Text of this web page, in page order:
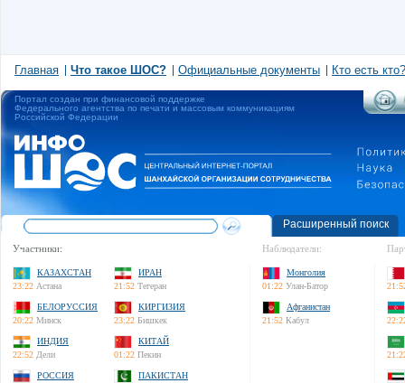
Главная Что такое ШОС? Официальные документы Кто есть кто?
Портал создан при финансовой поддержке
Федерального агентства по печати и массовым коммуникациям
Российской Федерации
Расширенный поиск
Участники:
КАЗАХСТАН
23:22 Астана
ИРАН
21:52 Тегеран
БЕЛОРУССИЯ
20:22 Минск
КИРГИЗИЯ
23:22 Бишкек
ИНДИЯ
22:52 Дели
КИТАЙ
01:22 Пекин
РОССИЯ
ПАКИСТАН
Наблюдатели:
Монголия
01:22 Улан-Батор
Афганистан
21:52 Кабул